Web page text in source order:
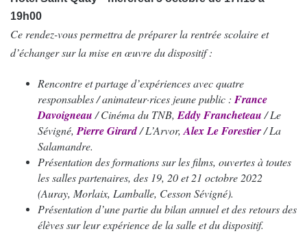
19h00
Ce rendez-vous permettra de préparer la rentrée scolaire et
d’échanger sur la mise en œuvre du dispositif :
Rencontre et partage d’expériences avec quatre
responsables / animateur·rices jeune public : France
Davoigneau/ Cinéma du TNB, Eddy Francheteau/ Le
Sévigné, Pierre Girard/ L’Arvor, Alex Le Forestier/ La
Salamandre.
Présentation des formations sur les films, ouvertes à toutes
les salles partenaires, des 19, 20 et 21 octobre 2022
(Auray, Morlaix, Lamballe, Cesson Sévigné).
Présentation d’une partie du bilan annuel et des retours des
élèves sur leur expérience de la salle et du dispositif.